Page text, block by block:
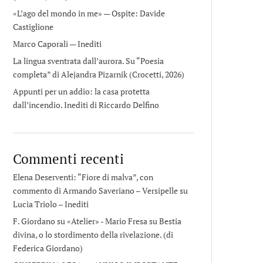
«L’ago del mondo in me» — Ospite: Davide
Castiglione
Marco Caporali — Inediti
La lingua sventrata dall’aurora. Su “Poesia
completa” di Alejandra Pizarnik (Crocetti, 2026)
Appunti per un addio: la casa protetta
dall’incendio. Inediti di Riccardo Delfino
Commenti recenti
Elena Deserventi: “Fiore di malva”, con
commento di Armando Saveriano – Versipellesu
Lucia Triolo – Inediti
F. Giordano su «Atelier» - Mario FresasuBestia
divina, o lo stordimento della rivelazione. (di
Federica Giordano)